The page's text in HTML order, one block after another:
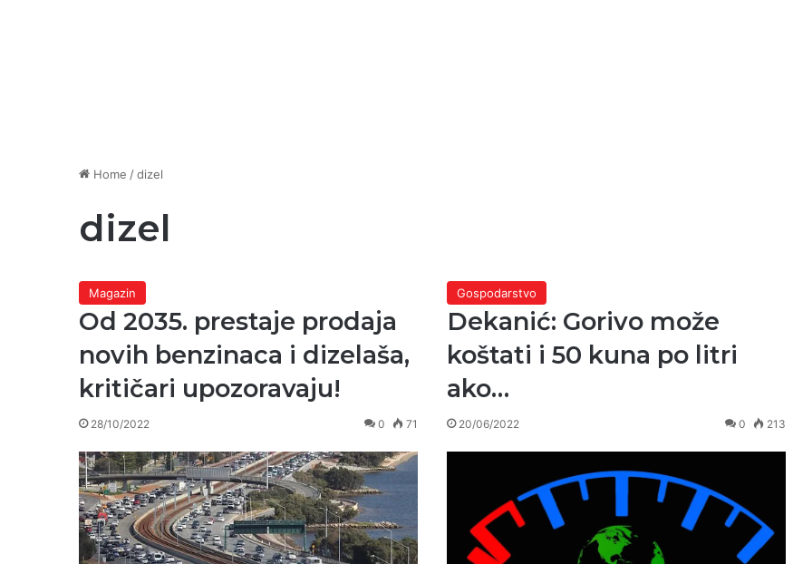
Home /dizel
dizel
Magazin
Od 2035. prestaje prodaja
novih benzinaca i dizelaša,
kritičari upozoravaju!
28/10/2022 0 71
Gospodarstvo
Dekanić: Gorivo može
koštati i 50 kuna po litri
ako…
20/06/2022 0 213